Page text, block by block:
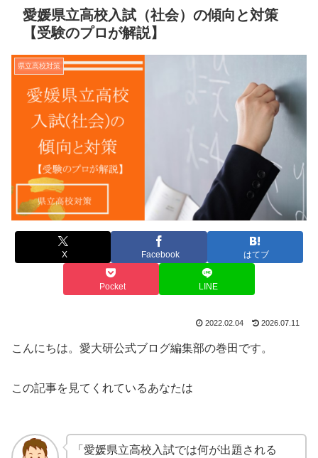
愛媛県立高校入試（社会）の傾向と対策
【受験のプロが解説】
県立高校対策
X Facebook はてブ
Pocket LINE
2022.02.04 2026.07.11
こんにちは。愛大研公式ブログ編集部の巻田です。
この記事を見てくれているあなたは
「愛媛県立高校入試では何が出題される